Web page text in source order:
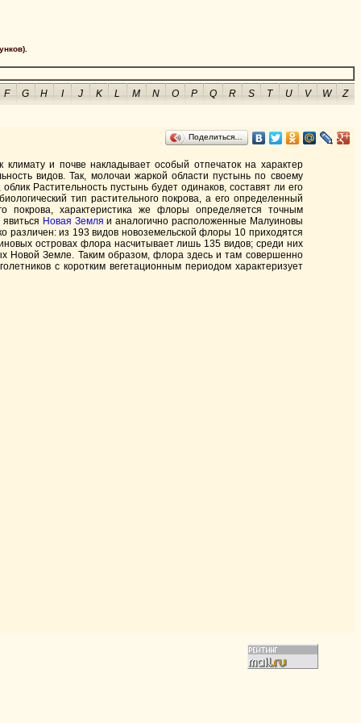
F G H I J K L M N O P Q R S T U V W Z
Поделиться…
и почве накладывает особый отпечаток на характер
видов. Так, молочаи жаркой области пустынь по своему
Растительность пустынь будет одинаков, составят ли его
тип растительного покрова, а его определенный
покрова, характеристика же флоры определяется точным
Новая Земля и аналогично расположенные Малуиновы
различен: из 193 видов новоземельской флоры 10 приходятся
островах флора насчитывает лишь 135 видов; среди них
Новой Земле. Таким образом, флора здесь и там совершенно
с коротким вегетационным периодом характеризует